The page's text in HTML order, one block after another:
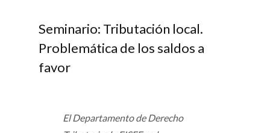
Seminario: Tributación local.
Problemática de los saldos a
favor
El Departamento de Derecho